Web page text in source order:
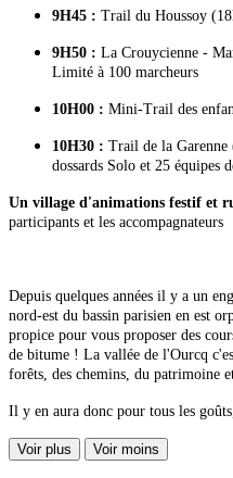
9H45 : Trail du Houssoy
9H50 : La Crouycienne -
Limité à 100 marcheurs
10H00 : Mini-Trail des
10H30 : Trail de la
dossards Solo et 25 équipes
Un village d'animations festif et
participants et les accompagnateurs
Depuis quelques années il y a un
nord-est du bassin parisien en est
propice pour vous proposer des
de bitume ! La vallée de l'Ourcq
forêts, des chemins, du patrimoine
Il y en aura donc pour tous les
Voir plus Voir moins